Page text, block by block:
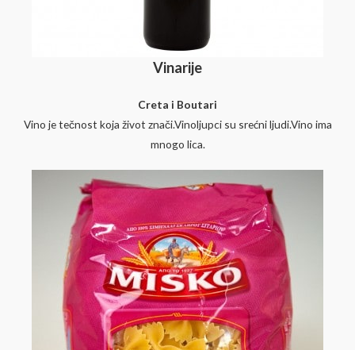
Vinarije
Creta i Boutari
Vino je tečnost koja život znači.Vinoljupci su srećni ljudi.Vino ima
mnogo lica.